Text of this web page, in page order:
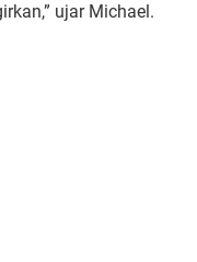
ujar Michael.